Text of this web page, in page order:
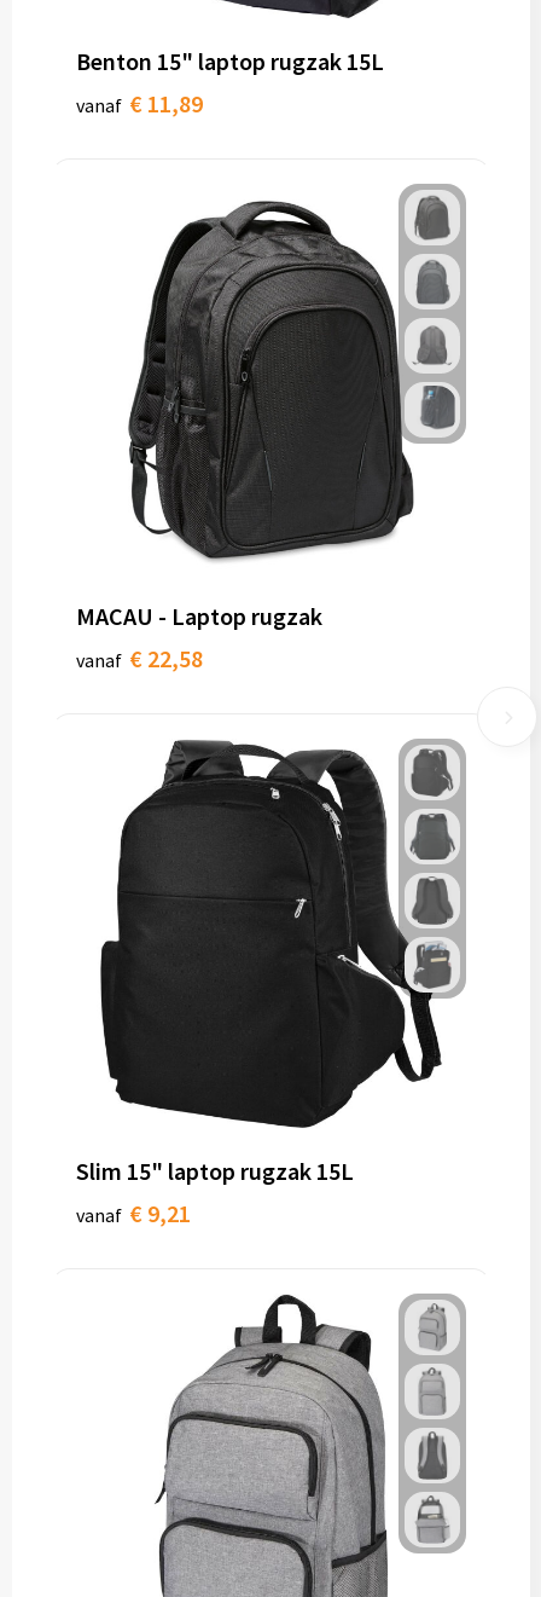
Benton 15" laptop rugzak 15L
vanaf € 11,89
MACAU - Laptop rugzak
vanaf € 22,58
Slim 15" laptop rugzak 15L
vanaf € 9,21